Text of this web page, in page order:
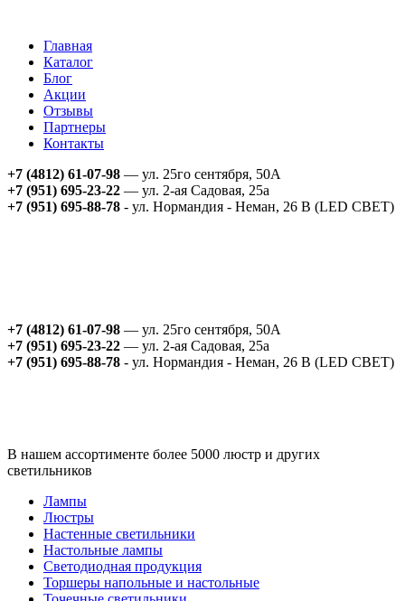
Главная
Каталог
Блог
Акции
Отзывы
Партнеры
Контакты
+7 (4812) 61-07-98 — ул. 25го сентября, 50А
+7 (951) 695-23-22 — ул. 2-ая Садовая, 25а
+7 (951) 695-88-78 - ул. Нормандия - Неман, 26 В (LED СВЕТ)
+7 (4812) 61-07-98 — ул. 25го сентября, 50А
+7 (951) 695-23-22 — ул. 2-ая Садовая, 25а
+7 (951) 695-88-78 - ул. Нормандия - Неман, 26 В (LED СВЕТ)
В нашем ассортименте более 5000 люстр и других
светильников
Лампы
Люстры
Настенные светильники
Настольные лампы
Светодиодная продукция
Торшеры напольные и настольные